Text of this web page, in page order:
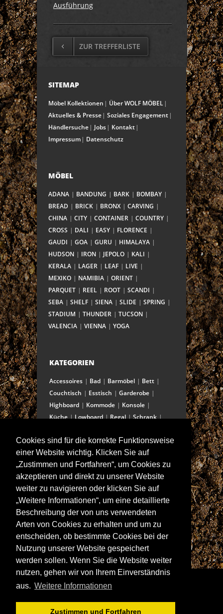
Cookies sind für die korrekte Funktionsweise
einer Website wichtig. Klicken Sie auf
„Zustimmen und Fortfahren“, um Cookies zu
akzeptieren und direkt zu unserer Website
weiter zu navigieren oder klicken Sie auf
„Weitere Informationen“, um eine detaillierte
Beschreibung der von uns verwendeten
Arten von Cookies zu erhalten und um zu
entscheiden, ob bestimmte Cookies bei der
Nutzung unserer Website gespeichert
werden sollen. Wenn Sie die Website weiter
nutzen, gehen wir von Ihrem Einverständnis
aus. Weitere Informationen
Zustimmen und Fortfahren
Ausführung
ZUR TREFFERLISTE
SITEMAP
Möbel Kollektionen
Über WOLF MÖBEL
Aktuelles & Presse
Soziales Engagement
Händlersuche
Jobs
Kontakt
Impressum
Datenschutz
MÖBEL
ADANA BANDUNG BARK
BOMBAY
BREAD
BRICK BRONX
CARVING
CHINA
CITY CONTAINER
COUNTRY
CROSS
DALI EASY
FLORENCE
GAUDI
GOA GURU
HIMALAYA
HUDSON
IRON JEPOLO
KALI
KERALA
LAGER LEAF
LIVE
MEXIKO
NAMIBIA
ORIENT
PARQUET
REEL ROOT
SCANDI
SEBA
SHELF SIENA SLIDE
SPRING
STADIUM
THUNDER
TUCSON
VALENCIA
VIENNA YOGA
KATEGORIEN
Accessoires Bad Barmöbel
Bett
Couchtisch
Esstisch
Garderobe
Highboard
Kommode
Konsole
Küche
Lowboard Regal
Schrank
Stuhl/Bank
Truhe
Vitrine
Wohnwand
ANSCHRIFT
Spitalstraße 15
D-97421 Schweinfurt
Tel +49-9721 60555-60
Fax +49-9721 60555-99
E-Mail: info@wolf-moebel.de